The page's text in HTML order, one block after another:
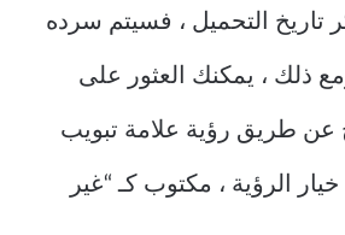
تاريخ التحميل ، فسيتم سرده
ذلك ، يمكنك العثور على
عن طريق رؤية علامة تبويب
الرؤية ، مكتوب كـ “غير